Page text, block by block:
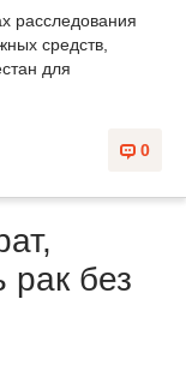
расследования
средств,
для
0
рак без